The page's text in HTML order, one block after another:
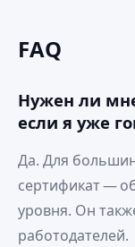
FAQ
Нужен ли мне
если я уже
Да. Для
сертификат —
уровня. Он
работодателей.